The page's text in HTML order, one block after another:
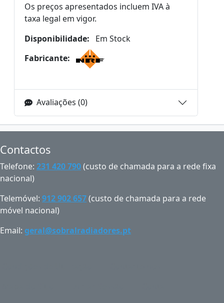
Os preços apresentados incluem IVA à
taxa legal em vigor.
Disponibilidade:
Em Stock
Fabricante:
Avaliações (0)
Contactos
Telefone: 231 420 790(custo de chamada para a rede fixa
nacional)
Telemóvel: 912 902 657(custo de chamada para a rede
móvel nacional)
Email: geral@sobralradiadores.pt